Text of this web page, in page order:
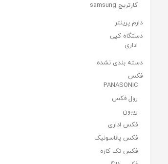
کارتریج samsung
دارم پرینتر
دستگاه کپی
اداری
دسته بندی نشده
فکس
PANASONIC
رول فکس
ریبون
فکس اداری
فکس پاناسونیک
فکس تک کاره